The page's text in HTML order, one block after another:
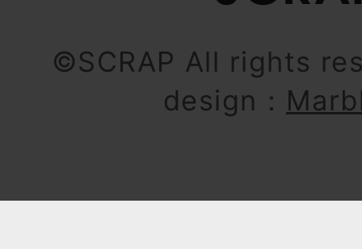
©SCRAP All rights
design：